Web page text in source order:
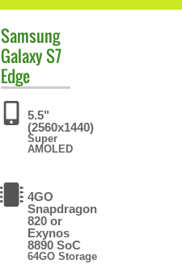
Samsung
Galaxy S7
Edge
5.5"
(2560x1440)
Super
AMOLED
4GO
Snapdragon
820 or
Exynos
8890 SoC
64GO Storage